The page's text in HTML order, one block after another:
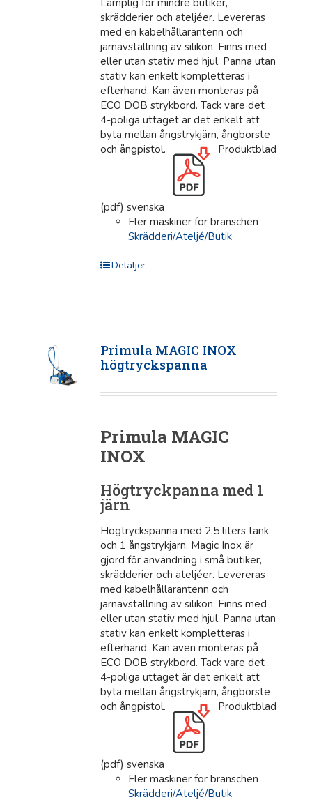
Lämplig för mindre butiker,
skrädderier och ateljéer. Levereras
med en kabelhållarantenn och
järnavställning av silikon. Finns med
eller utan stativ med hjul. Panna utan
stativ kan enkelt kompletteras i
efterhand. Kan även monteras på
ECO DOB strykbord. Tack vare det
4-poliga uttaget är det enkelt att
byta mellan ångstrykjärn, ångborste
och ångpistol.
Produktblad
(pdf) svenska
Fler maskiner för branschen
Skrädderi/Ateljé/Butik
Detaljer
Primula MAGIC INOX
högtryckspanna
Primula MAGIC
INOX
Högtryckpanna med 1
järn
Högtryckspanna med 2,5 liters tank
och 1 ångstrykjärn. Magic Inox är
gjord för användning i små butiker,
skrädderier och ateljéer. Levereras
med kabelhållarantenn och
järnavställning av silikon. Finns med
eller utan stativ med hjul. Panna utan
stativ kan enkelt kompletteras i
efterhand. Kan även monteras på
ECO DOB strykbord. Tack vare det
4-poliga uttaget är det enkelt att
byta mellan ångstrykjärn, ångborste
och ångpistol.
Produktblad
(pdf) svenska
Fler maskiner för branschen
Skrädderi/Ateljé/Butik